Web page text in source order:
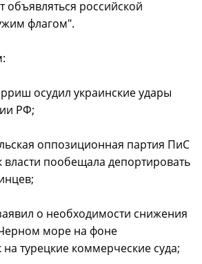
объявляться российской
флагом".
осудил украинские удары
РФ;
оппозиционная партия ПиС
власти пообещала депортировать
о необходимости снижения
море на фоне
на турецкие коммерческие суда;